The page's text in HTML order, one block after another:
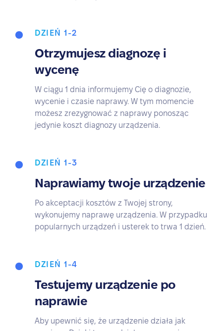
DZIEŃ 1-2
Otrzymujesz diagnozę i
wycenę
W ciągu 1 dnia informujemy Cię o diagnozie,
wycenie i czasie naprawy. W tym momencie
możesz zrezygnować z naprawy ponosząc
jedynie koszt diagnozy urządzenia.
DZIEŃ 1-3
Naprawiamy twoje urządzenie
Po akceptacji kosztów z Twojej strony,
wykonujemy naprawę urządzenia. W przypadku
popularnych urządzeń i usterek to trwa 1 dzień.
DZIEŃ 1-4
Testujemy urządzenie po
naprawie
Aby upewnić się, że urządzenie działa jak